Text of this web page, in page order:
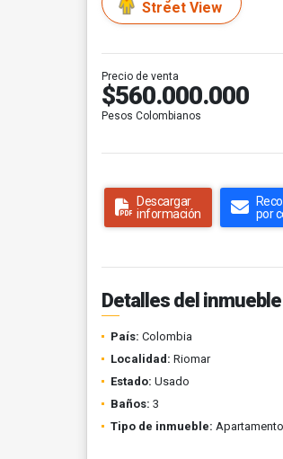
Street View
Precio de venta
$560.000.000
Pesos Colombianos
Descargar
información
por
Detalles del inmueble
País: Colombia
Localidad: Riomar
Estado: Usado
Baños: 3
Tipo de inmueble: Apartamento